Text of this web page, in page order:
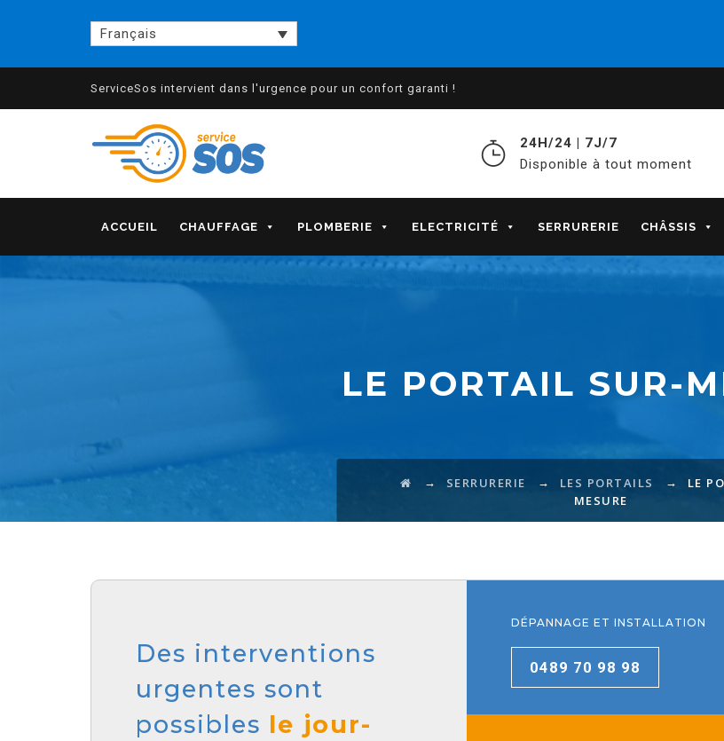
Français
ServiceSos intervient dans l'urgence pour un confort garanti !
24H/24 | 7J/7
Disponible à tout moment
ACCUEIL CHAUFFAGE PLOMBERIE ELECTRICITÉ SERRURERIE CHÂSSIS
LE PORTAIL SUR-
→ SERRURERIE → LES PORTAILS →
LE
MESURE
Des interventions
urgentes sont
possibles le jour-
DÉPANNAGE ET INSTALLATION
0489 70 98 98